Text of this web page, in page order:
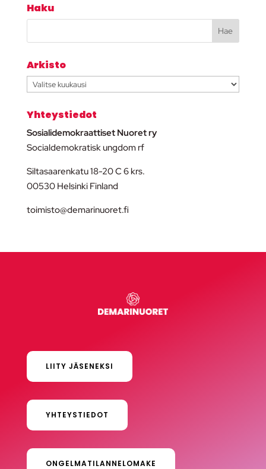
Haku
Arkisto
Arkisto
Yhteystiedot
Sosialidemokraattiset Nuoret ry
Socialdemokratisk ungdom rf
Siltasaarenkatu 18-20 C 6 krs.
00530 Helsinki Finland
toimisto@demarinuoret.fi
LIITY JÄSENEKSI
YHTEYSTIEDOT
ONGELMATILANNELOMAKE